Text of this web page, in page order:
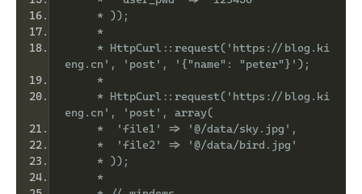
     * ));
     *
     * HttpCurl::request('https://blog.ki
eng.cn', 'post', '{"name": "peter"}');
     *
     * HttpCurl::request('https://blog.ki
eng.cn', 'post', array(
     *  'file1' => '@/data/sky.jpg',
     *  'file2' => '@/data/bird.jpg'
     * ));
     *